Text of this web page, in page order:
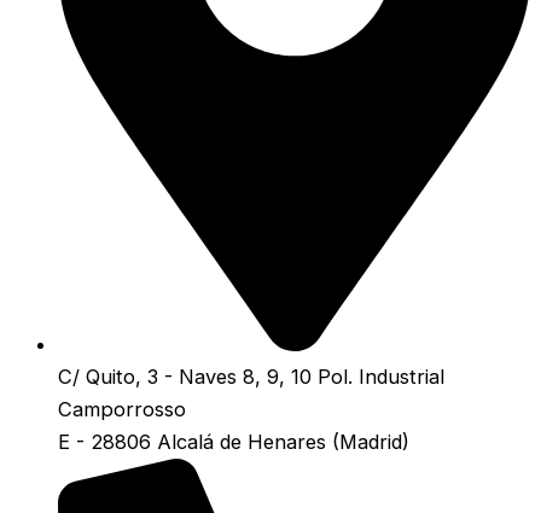
C/ Quito, 3 - Naves 8, 9, 10 Pol. Industrial
Camporrosso
E - 28806 Alcalá de Henares (Madrid)